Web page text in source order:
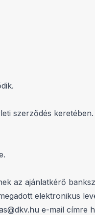
szerződés keretében.
az ajánlatkérő
elektronikus
e-mail